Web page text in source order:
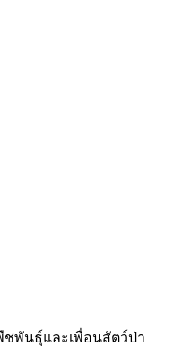
ชพันธุ์และเพื่อนสัตว์ป่า